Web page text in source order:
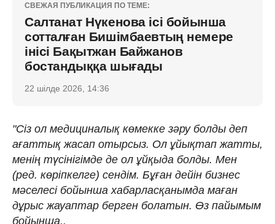
СВЕЖАЯ ПУБЛИКАЦИЯ ПО ТЕМЕ:
Салтанат Нүкенова ісі бойынша
сотталған Бишімбаевтың немере
інісі Бақытжан Байжанов
бостандыққа шығады
22 шілде 2026, 14:36
"Сіз ол медициналық көмекке зәру болды деп
ағаттық жасап отырсыз. Ол ұйықтап жатты,
менің түсінігімде де ол ұйқыда болды. Мен
(ред. көріпкелге) сендім. Бұған дейін бизнес
мәселесі бойынша хабарласқанымда маған
дұрыс жауаптар берген болатын. Өз пайымым
бойынша..